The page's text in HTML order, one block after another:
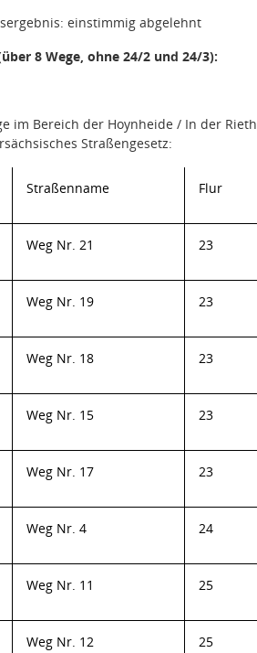
einstimmig abgelehnt
8 Wege, ohne 24/2 und 24/3):
im Bereich der Hoynheide / In der Rieth
Straßengesetz:
Straßenname Flur
Weg Nr. 21 23
Weg Nr. 19 23
Weg Nr. 18 23
Weg Nr. 15 23
Weg Nr. 17 23
Weg Nr. 4 24
Weg Nr. 11 25
Weg Nr. 12 25